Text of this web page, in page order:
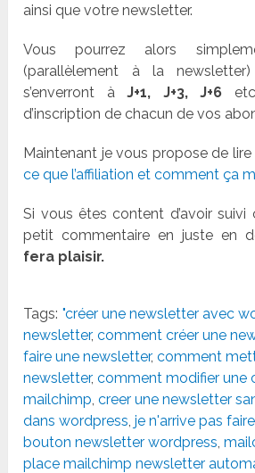
ainsi que votre newsletter.
Vous pourrez alors
(parallèlement à la
s’enverront àJ+1, J+3, J+6
d’inscription de chacun de vos
Maintenant je vous propose de lire
ce que l’affiliation et comment ça
Si vous êtes content d’avoir suivi
petit commentaire en juste en
fera plaisir.
Tags: "créer une newsletter avec
newsletter,comment créer une
faire une newsletter,comment
newsletter,comment modifier une
mailchimp,creer une newsletter
dans wordpress,je n'arrive pas
bouton newsletter wordpress,
place mailchimp newsletter